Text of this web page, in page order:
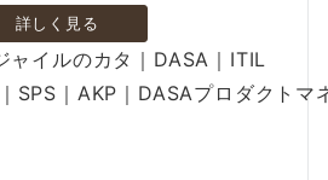
詳しく見る
イルのカタ｜DASA｜ITIL
SPS｜AKP｜DASAプロダクトマ